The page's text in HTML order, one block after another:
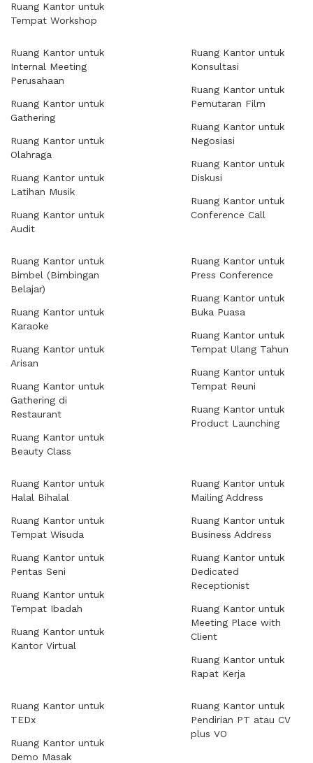
Ruang Kantor untuk
Tempat Workshop
Ruang Kantor untuk
Internal Meeting
Perusahaan
Ruang Kantor untuk
Gathering
Ruang Kantor untuk
Olahraga
Ruang Kantor untuk
Latihan Musik
Ruang Kantor untuk
Audit
Ruang Kantor untuk
Konsultasi
Ruang Kantor untuk
Pemutaran Film
Ruang Kantor untuk
Negosiasi
Ruang Kantor untuk
Diskusi
Ruang Kantor untuk
Conference Call
Ruang Kantor untuk
Bimbel (Bimbingan
Belajar)
Ruang Kantor untuk
Karaoke
Ruang Kantor untuk
Arisan
Ruang Kantor untuk
Gathering di
Restaurant
Ruang Kantor untuk
Beauty Class
Ruang Kantor untuk
Press Conference
Ruang Kantor untuk
Buka Puasa
Ruang Kantor untuk
Tempat Ulang Tahun
Ruang Kantor untuk
Tempat Reuni
Ruang Kantor untuk
Product Launching
Ruang Kantor untuk
Halal Bihalal
Ruang Kantor untuk
Tempat Wisuda
Ruang Kantor untuk
Pentas Seni
Ruang Kantor untuk
Tempat Ibadah
Ruang Kantor untuk
Kantor Virtual
Ruang Kantor untuk
Mailing Address
Ruang Kantor untuk
Business Address
Ruang Kantor untuk
Dedicated
Receptionist
Ruang Kantor untuk
Meeting Place with
Client
Ruang Kantor untuk
Rapat Kerja
Ruang Kantor untuk
TEDx
Ruang Kantor untuk
Demo Masak
Ruang Kantor untuk
Pendirian PT atau CV
plus VO